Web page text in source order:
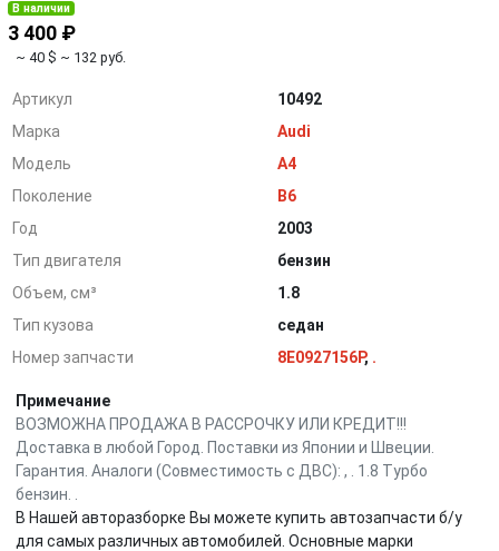
В наличии
3 400 ₽
~ 40 $ ~ 132 руб.
Артикул
10492
Марка
Audi
Модель
A4
Поколение
B6
Год
2003
Тип двигателя
бензин
Объем, см³
1.8
Тип кузова
седан
Номер запчасти
8E0927156P, .
Примечание
ВОЗМОЖНА ПРОДАЖА В РАССРОЧКУ ИЛИ КРЕДИТ!!!
Доставка в любой Город. Поставки из Японии и Швеции.
Гарантия. Аналоги (Совместимость с ДВС): , . 1.8 Турбо
бензин. .
В Нашей авторазборке Вы можете купить автозапчасти б/у
для самых различных автомобилей. Основные марки